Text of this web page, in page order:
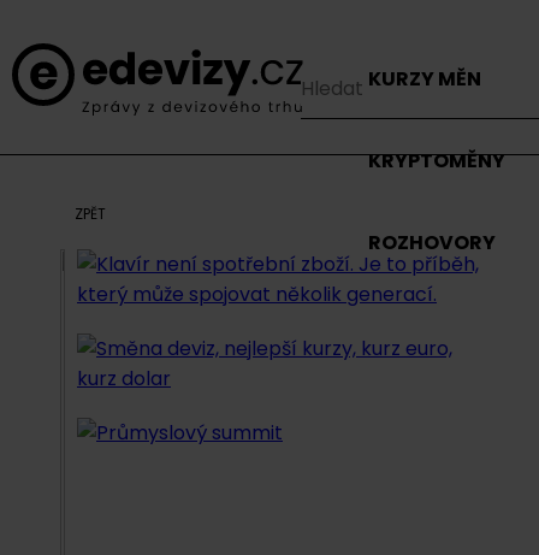
KURZY MĚN
KRYPTOMĚNY
ROZHOVORY
ZPĚT